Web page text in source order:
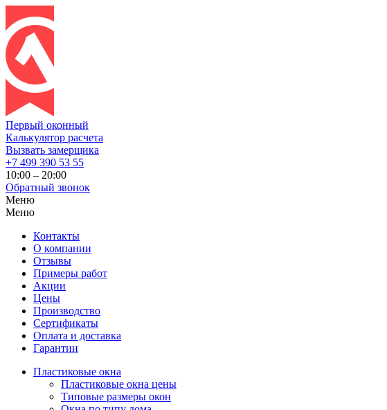
Первый оконный
Калькулятор расчета
Вызвать замерщика
+7 499 390 53 55
10:00 – 20:00
Обратный звонок
Меню
Меню
Контакты
О компании
Отзывы
Примеры работ
Акции
Цены
Производство
Сертификаты
Оплата и доставка
Гарантии
Пластиковые окна
Пластиковые окна цены
Типовые размеры окон